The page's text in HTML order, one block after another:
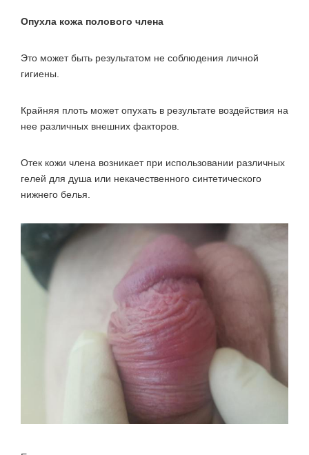
Опухла кожа полового члена
Это может быть результатом не соблюдения личной
гигиены.
Крайняя плоть может опухать в результате воздействия на
нее различных внешних факторов.
Отек кожи члена возникает при использовании различных
гелей для душа или некачественного синтетического
нижнего белья.